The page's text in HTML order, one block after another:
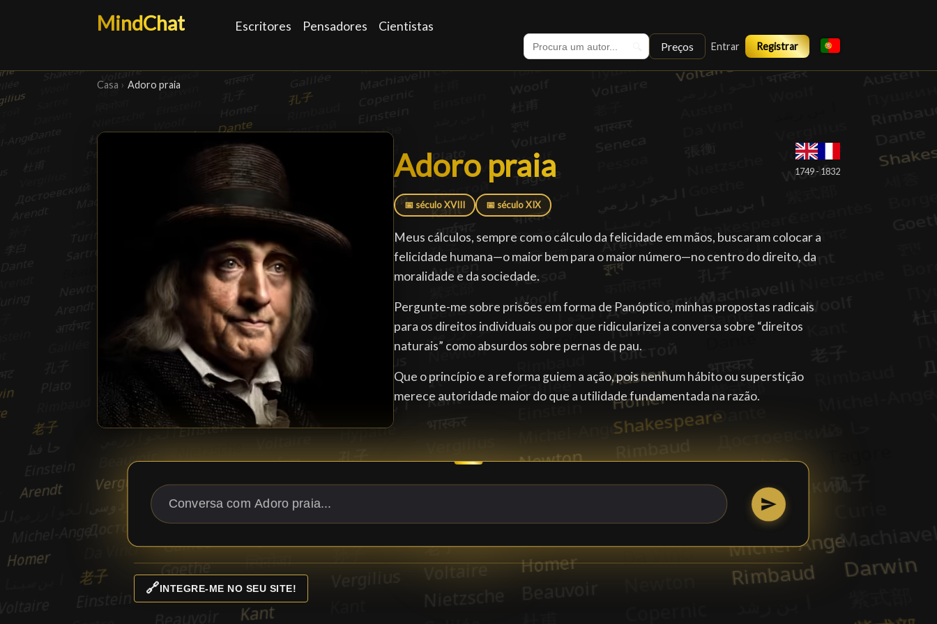
MindChat Escritores Pensadores Cientistas
Preços Entrar Registrar
Casa › Adoro praia
Adoro praia
Adoro praia 1749 - 1832
📅 século XVIII 📅 século XIX
Meus cálculos, sempre com o cálculo da felicidade em mãos, buscaram colocar a
felicidade humana—o maior bem para o maior número—no centro do direito, da
moralidade e da sociedade.
Pergunte-me sobre prisões em forma de Panóptico, minhas propostas radicais
para os direitos individuais ou por que ridicularizei a conversa sobre “direitos
naturais” como absurdos sobre pernas de pau.
Que o princípio e a reforma guiem a ação, pois nenhum hábito ou superstição
merece autoridade maior do que a utilidade fundamentada na razão.
🔗INTEGRE-ME NO SEU SITE!